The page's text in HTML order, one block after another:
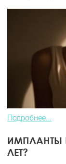
Подробнее...
ИМПЛАНТЫ
ЛЕТ?